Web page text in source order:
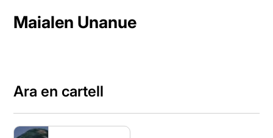
Maialen Unanue
Ara en cartell